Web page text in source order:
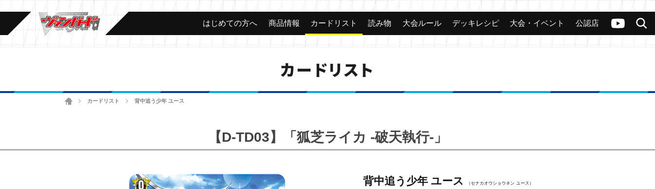
ヴァンガードch
検索
カード 大会 公認店舗 その他
はじめての方へ 商品情報 カードリスト 読み物 大会ルール デッキレシピ 大会・イベント 公認店
カードリスト
ホームカードリスト 背中追う少年 ユース
【D-TD03】「狐芝ライカ -破天執行-」
背中追う少年 ユース （セナカオウショウネン ユース）